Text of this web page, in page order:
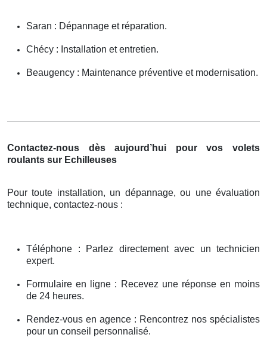
Saran : Dépannage et réparation.
Chécy : Installation et entretien.
Beaugency : Maintenance préventive et modernisation.
Contactez-nous dès aujourd’hui pour vos volets
roulants sur Echilleuses
Pour toute installation, un dépannage, ou une évaluation
technique, contactez-nous :
Téléphone : Parlez directement avec un technicien
expert.
Formulaire en ligne : Recevez une réponse en moins
de 24 heures.
Rendez-vous en agence : Rencontrez nos spécialistes
pour un conseil personnalisé.